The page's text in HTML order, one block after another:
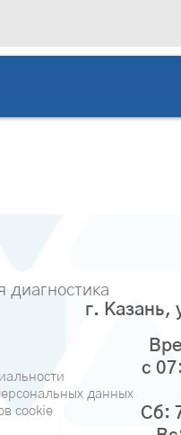
г. Казань,
с
Сб:
диагностика
данных
cookie